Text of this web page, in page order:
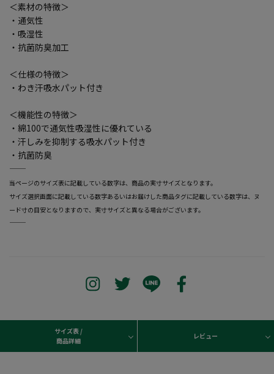
＜素材の特徴＞
・通気性
・吸湿性
・抗菌防臭加工
＜仕様の特徴＞
・わき汗吸水パット付き
＜機能性の特徴＞
・綿100で通気性吸湿性に優れている
・汗しみを抑制する吸水パット付き
・抗菌防臭
―――――――――――――――――――――――
当ページのサイズ表に記載している数字は、商品の実寸サイズとなります。
サイズ選択画面に記載している数字あるいはお届けした商品タグに記載している数字は、ヌ
ード寸の目安となりますので、実寸サイズと異なる場合がございます。
―――――――――――――――――――――――
サイズ表 /
商品詳細
レビュー